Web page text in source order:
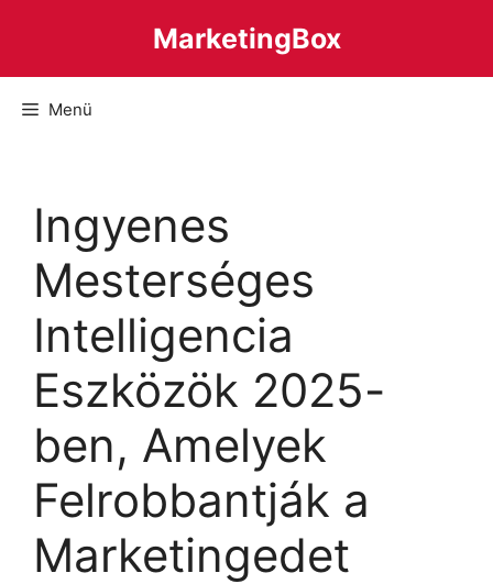
MarketingBox
Menü
Ingyenes
Mesterséges
Intelligencia
Eszközök 2025-
ben, Amelyek
Felrobbantják a
Marketingedet